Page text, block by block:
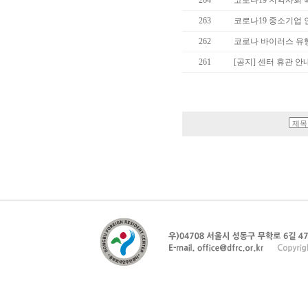
263 코로나19 중소기업
262 코로나 바이러스
261 [공지] 센터 휴관 안